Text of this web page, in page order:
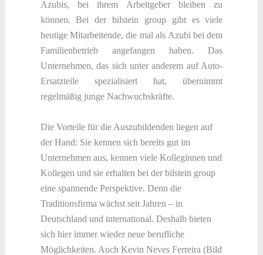
Azubis, bei ihrem Arbeitgeber bleiben zu
können. Bei der bilstein group gibt es viele
heutige Mitarbeitende, die mal als Azubi bei dem
Familienbetrieb angefangen haben. Das
Unternehmen, das sich unter anderem auf Auto-
Ersatzteile spezialisiert hat, übernimmt
regelmäßig junge Nachwuchskräfte.
Die Vorteile für die Auszubildenden liegen auf
der Hand: Sie kennen sich bereits gut im
Unternehmen aus, kennen viele Kolleginnen und
Kollegen und sie erhalten bei der bilstein group
eine spannende Perspektive. Denn die
Traditionsfirma wächst seit Jahren – in
Deutschland und international. Deshalb bieten
sich hier immer wieder neue berufliche
Möglichkeiten. Auch Kevin Neves Ferreira (Bild